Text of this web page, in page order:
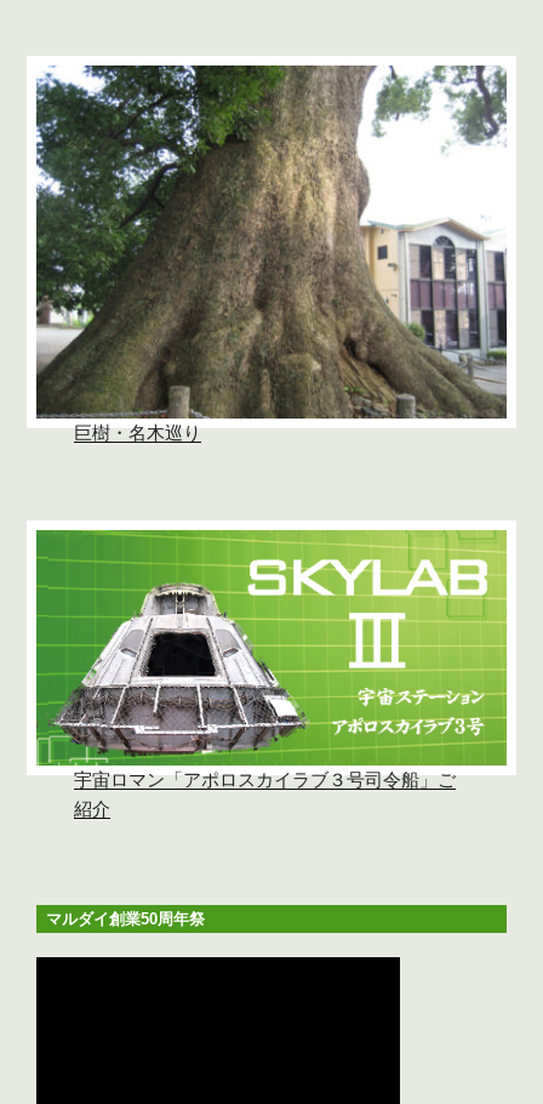
巨樹・名木巡り
宇宙ロマン「アポロスカイラブ３号司令船」ご
紹介
マルダイ創業50周年祭